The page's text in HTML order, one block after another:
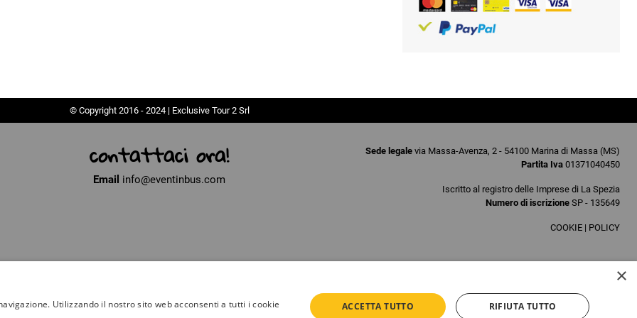
© Copyright 2016 - 2024 | Exclusive Tour 2 Srl
contattaci ora!
Email info@eventinbus.com
Sede legale via Massa-Avenza, 2 - 54100 Marina di Massa (MS)
Partita Iva 01371040450
Iscritto al registro delle Imprese di La Spezia
Numero di iscrizione SP - 135649
COOKIE | POLICY
×
Utilizzando il nostro sito web acconsenti a tutti i cookie
ACCETTA TUTTO RIFIUTA TUTTO